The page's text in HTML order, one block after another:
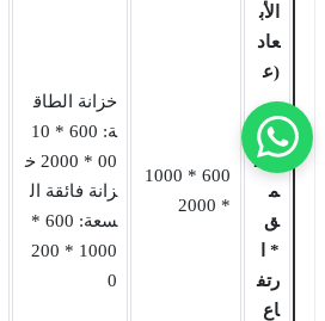
الأب
عاد
(ع
ر
ض
* ع
م
ق
* ا
رتف
اع
600 * 1000
* 2000
خزانة الطاق
ة: 600 * 10
00 * 2000 خ
زانة فائقة ال
سعة: 600 *
1000 * 200
0